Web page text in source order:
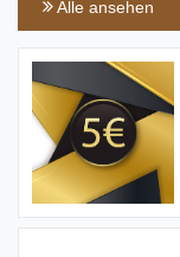
Alle ansehen